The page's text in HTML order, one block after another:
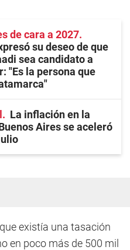
de cara a 2027
su deseo de que
sea candidato a
"Es la persona que
La inflación en la
Aires se aceleró
existía una tasación
en poco más de 500 mil